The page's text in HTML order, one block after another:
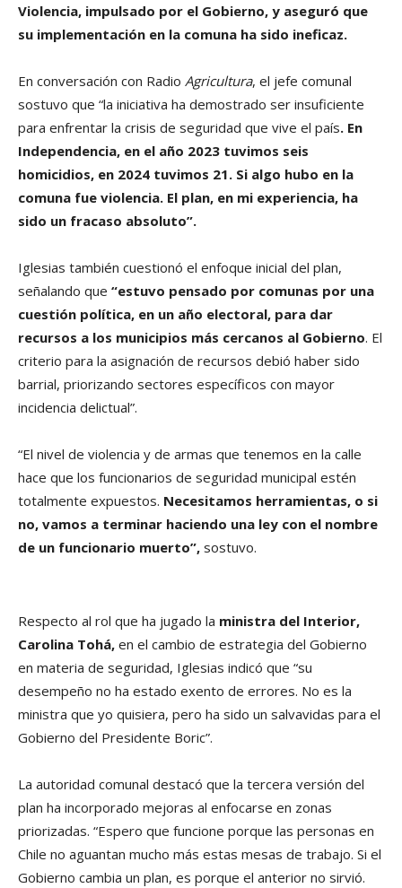
Violencia, impulsado por el Gobierno, y aseguró que
su implementación en la comuna ha sido ineficaz.
En conversación con Radio Agricultura, el jefe comunal
sostuvo que “la iniciativa ha demostrado ser insuficiente
para enfrentar la crisis de seguridad que vive el país. En
Independencia, en el año 2023 tuvimos seis
homicidios, en 2024 tuvimos 21. Si algo hubo en la
comuna fue violencia. El plan, en mi experiencia, ha
sido un fracaso absoluto”.
Iglesias también cuestionó el enfoque inicial del plan,
señalando que “estuvo pensado por comunas por una
cuestión política, en un año electoral, para dar
recursos a los municipios más cercanos al Gobierno. El
criterio para la asignación de recursos debió haber sido
barrial, priorizando sectores específicos con mayor
incidencia delictual”.
“El nivel de violencia y de armas que tenemos en la calle
hace que los funcionarios de seguridad municipal estén
totalmente expuestos. Necesitamos herramientas, o si
no, vamos a terminar haciendo una ley con el nombre
de un funcionario muerto”, sostuvo.
Respecto al rol que ha jugado la ministra del Interior,
Carolina Tohá, en el cambio de estrategia del Gobierno
en materia de seguridad, Iglesias indicó que “su
desempeño no ha estado exento de errores. No es la
ministra que yo quisiera, pero ha sido un salvavidas para el
Gobierno del Presidente Boric”.
La autoridad comunal destacó que la tercera versión del
plan ha incorporado mejoras al enfocarse en zonas
priorizadas. “Espero que funcione porque las personas en
Chile no aguantan mucho más estas mesas de trabajo. Si el
Gobierno cambia un plan, es porque el anterior no sirvió.